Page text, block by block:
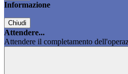
Informazione
Chiudi
Attendere...
Attendere il completamento